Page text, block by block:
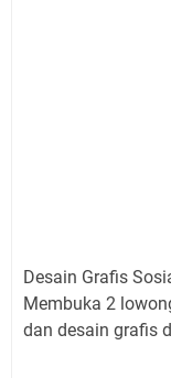
Desain Grafis
Membuka 2
dan desain grafis